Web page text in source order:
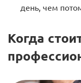
день, чем
Когда